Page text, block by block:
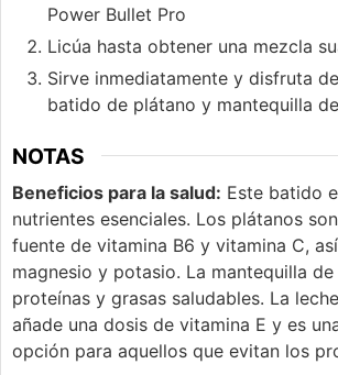
Power Bullet Pro
Licúa hasta obtener una mezcla
Sirve inmediatamente y disfruta
batido de plátano y mantequilla
NOTAS
Beneficios para la salud: Este batido
nutrientes esenciales. Los plátanos
fuente de vitamina B6 y vitamina C,
magnesio y potasio. La mantequilla
proteínas y grasas saludables. La
añade una dosis de vitamina E y es
opción para aquellos que evitan los